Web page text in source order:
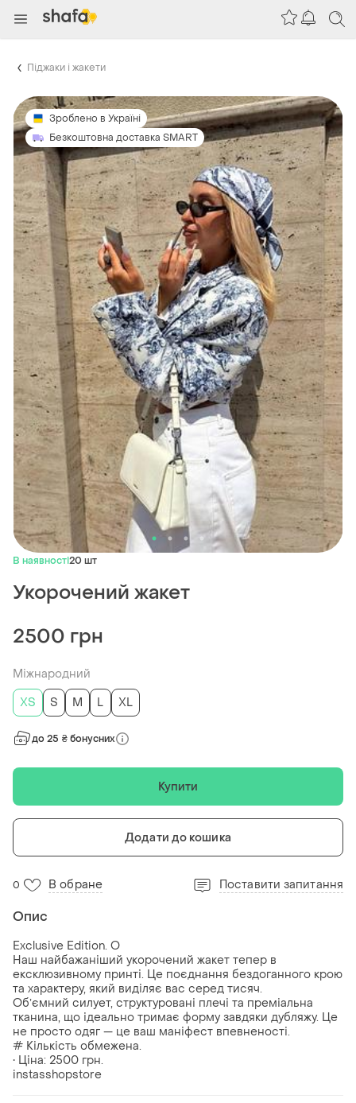
Піджаки і жакети
Зроблено в Україні
Безкоштовна доставка SMART
В наявності20 шт
Укорочений жакет
2500 грн
Міжнародний
ХS
S M L XL
до 25 ₴ бонусних
Купити
Додати до кошика
0 В обране Поставити запитання
Опис
Exclusive Edition. O
Наш найбажаніший укорочений жакет тепер в
ексклюзивному принті. Це поєднання бездоганного крою
та характеру, який виділяє вас серед тисяч.
Обʼємний силует, структуровані плечі та преміальна
тканина, що ідеально тримає форму завдяки дубляжу. Це
не просто одяг — це ваш маніфест впевненості.
# Кількість обмежена.
• Ціна: 2500 грн.
instasshopstore